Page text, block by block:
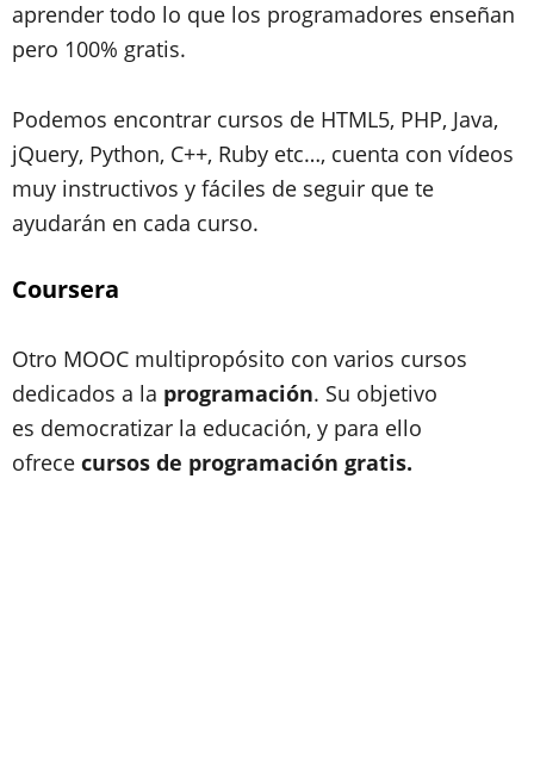
aprender todo lo que los programadores enseñan
pero 100% gratis.
Podemos encontrar cursos de HTML5, PHP, Java,
jQuery, Python, C++, Ruby etc…, cuenta con vídeos
muy instructivos y fáciles de seguir que te
ayudarán en cada curso.
Coursera
Otro MOOC multipropósito con varios cursos
dedicados a la programación. Su objetivo
es democratizar la educación, y para ello
ofrece cursos de programación gratis.